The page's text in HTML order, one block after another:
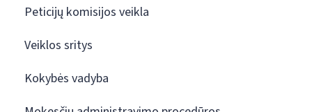
Peticijų komisijos veikla
Veiklos sritys
Kokybės vadyba